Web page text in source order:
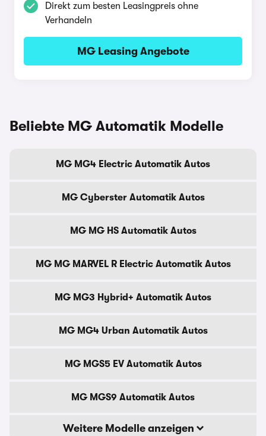
Direkt zum besten Leasingpreis ohne
Verhandeln
MG Leasing Angebote
Beliebte MG Automatik Modelle
MG MG4 Electric Automatik Autos
MG Cyberster Automatik Autos
MG MG HS Automatik Autos
MG MG MARVEL R Electric Automatik Autos
MG MG3 Hybrid+ Automatik Autos
MG MG4 Urban Automatik Autos
MG MGS5 EV Automatik Autos
MG MGS9 Automatik Autos
Weitere Modelle anzeigen